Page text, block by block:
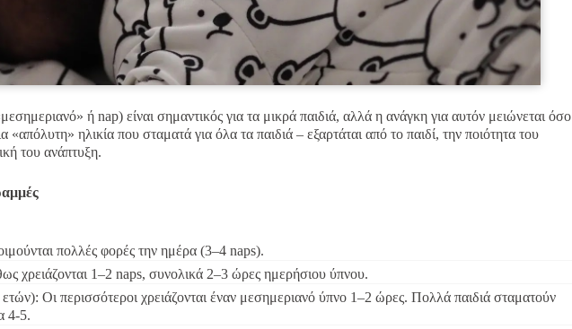
ή nap) είναι σημαντικός για τα μικρά παιδιά, αλλά η ανάγκη για αυτόν μειώνεται όσο
ηλικία που σταματά για όλα τα παιδιά – εξαρτάται από το παιδί, την ποιότητα του
του ανάπτυξη.
πολλές φορές την ημέρα (3–4 naps).
χρειάζονται 1–2 naps, συνολικά 2–3 ώρες ημερήσιου ύπνου.
Οι περισσότεροι χρειάζονται έναν μεσημεριανό ύπνο 1–2 ώρες. Πολλά παιδιά σταματούν
4-5.